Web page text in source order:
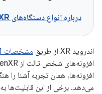
درباره انواع دستگاه‌های XR اطلاعات کسب کنید →
اندروید XR از طریق مشخصات OpenXR 1.1
می‌دهد. برخی از این قابلیت‌ها به